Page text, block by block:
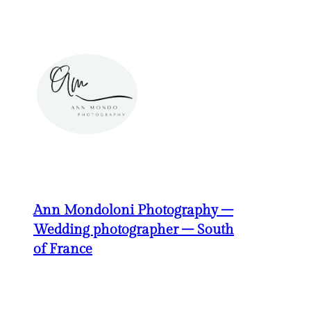
Ann Mondoloni Photography –
Wedding photographer – South
of France